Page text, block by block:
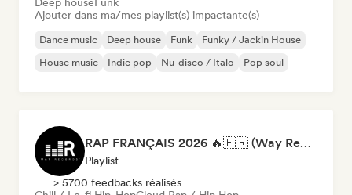
Ajouter dans ma/mes playlist(s) impactante(s)
Dance music Deep house Funk
Funky / Jackin House
House music
Indie pop Nu-disco / Italo Pop soul
RAP FRANÇAIS 2026 🔥🇫🇷 (Way Records)
Playlist
> 5700 feedbacks réalisés